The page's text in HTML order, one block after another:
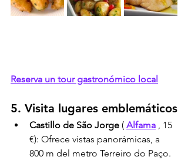
Reserva un tour gastronómico local
5. Visita lugares emblemáticos
Castillo de São Jorge ( Alfama , 15
€): Ofrece vistas panorámicas, a
800 m del metro Terreiro do Paço.